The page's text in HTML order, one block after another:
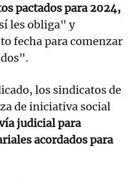
pactados para 2024,
les obliga" y
fecha para comenzar
los sindicatos de
de iniciativa social
judicial para
acordados para